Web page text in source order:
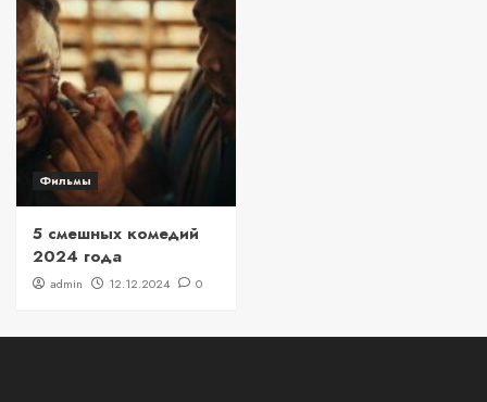
Фильмы
5 смешных комедий
2024 года
admin 12.12.2024 0